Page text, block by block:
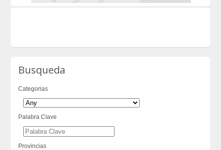
Busqueda
Categorias
Palabra Clave
Provincias